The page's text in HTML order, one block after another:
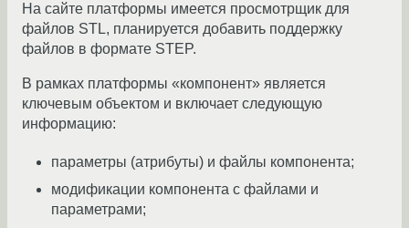
На сайте платформы имеется просмотрщик для
файлов STL, планируется добавить поддержку
файлов в формате STEP.
В рамках платформы «компонент» является
ключевым объектом и включает следующую
информацию:
параметры (атрибуты) и файлы компонента;
модификации компонента с файлами и
параметрами;